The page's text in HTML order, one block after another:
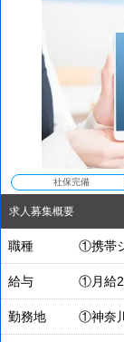
社保完備
求人募集概要
職種 ①携帯
給与 ①月給
勤務地 ①神奈